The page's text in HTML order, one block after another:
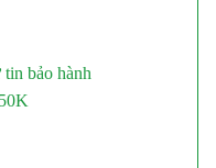
tin bảo hành